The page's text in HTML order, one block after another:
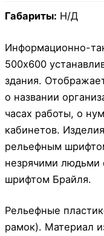
Габариты: Н/Д
Информационно-
500х600
здания.
о названии
часах работы, о
кабинетов.
рельефным
незрячими людьми
шрифтом Брайля.
Рельефные
рамок). Материал